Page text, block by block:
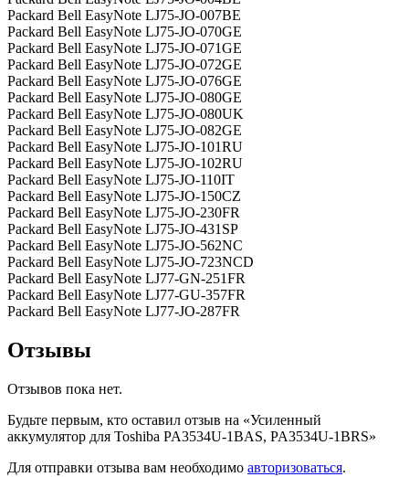
Packard Bell EasyNote LJ75-JO-007BE
Packard Bell EasyNote LJ75-JO-070GE
Packard Bell EasyNote LJ75-JO-071GE
Packard Bell EasyNote LJ75-JO-072GE
Packard Bell EasyNote LJ75-JO-076GE
Packard Bell EasyNote LJ75-JO-080GE
Packard Bell EasyNote LJ75-JO-080UK
Packard Bell EasyNote LJ75-JO-082GE
Packard Bell EasyNote LJ75-JO-101RU
Packard Bell EasyNote LJ75-JO-102RU
Packard Bell EasyNote LJ75-JO-110IT
Packard Bell EasyNote LJ75-JO-150CZ
Packard Bell EasyNote LJ75-JO-230FR
Packard Bell EasyNote LJ75-JO-431SP
Packard Bell EasyNote LJ75-JO-562NC
Packard Bell EasyNote LJ75-JO-723NCD
Packard Bell EasyNote LJ77-GN-251FR
Packard Bell EasyNote LJ77-GU-357FR
Packard Bell EasyNote LJ77-JO-287FR
Отзывы
Отзывов пока нет.
Будьте первым, кто оставил отзыв на «Усиленный
аккумулятор для Toshiba PA3534U-1BAS, PA3534U-1BRS»
Для отправки отзыва вам необходимо авторизоваться.